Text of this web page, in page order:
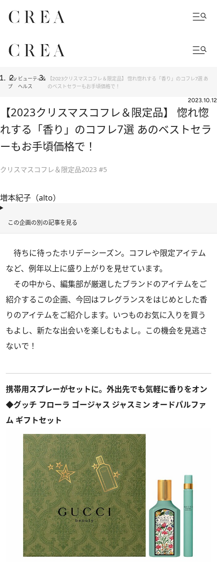
トッ
プ
ビューティ＆
ヘルス
【2023クリスマスコフレ＆限定品】 惚れ惚れする「香り」のコフレ7選 あ
のベストセラーもお手頃価格で！
2023.10.12
【2023クリスマスコフレ＆限定品】 惚れ惚
れする「香り」のコフレ7選 あのベストセラ
ーもお手頃価格で！
クリスマスコフレ＆限定品2023 #5
増本紀子（alto）
この企画の別の記事を見る
待ちに待ったホリデーシーズン。コフレや限定アイテム
など、例年以上に盛り上がりを見せています。
その中から、編集部が厳選したブランドのアイテムをご
紹介するこの企画、今回はフレグランスをはじめとした香
りのアイテムをご紹介します。いつものお気に入りを買う
もよし、新たな出会いを楽しむもよし。この機会を見逃さ
ないで！
携帯用スプレーがセットに。外出先でも気軽に香りをオン
◆グッチ フローラ ゴージャス ジャスミン オードパルファ
ム ギフトセット